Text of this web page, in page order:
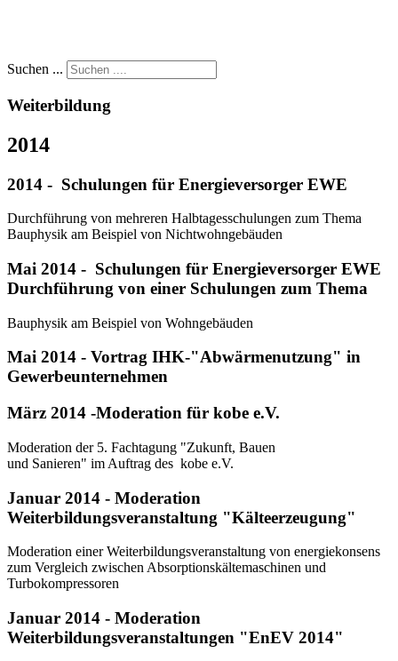
Suchen ...
Weiterbildung
2014
2014 - Schulungen für Energieversorger EWE
Durchführung von mehreren Halbtagesschulungen zum Thema
Bauphysik am Beispiel von Nichtwohngebäuden
Mai 2014 - Schulungen für Energieversorger EWE
Durchführung von einer Schulungen zum Thema
Bauphysik am Beispiel von Wohngebäuden
Mai 2014 - Vortrag IHK-"Abwärmenutzung" in
Gewerbeunternehmen
März 2014 -Moderation für kobe e.V.
Moderation der 5. Fachtagung "Zukunft, Bauen
und Sanieren" im Auftrag des kobe e.V.
Januar 2014 - Moderation
Weiterbildungsveranstaltung "Kälteerzeugung"
Moderation einer Weiterbildungsveranstaltung von energiekonsens
zum Vergleich zwischen Absorptionskältemaschinen und
Turbokompressoren
Januar 2014 - Moderation
Weiterbildungsveranstaltungen "EnEV 2014"